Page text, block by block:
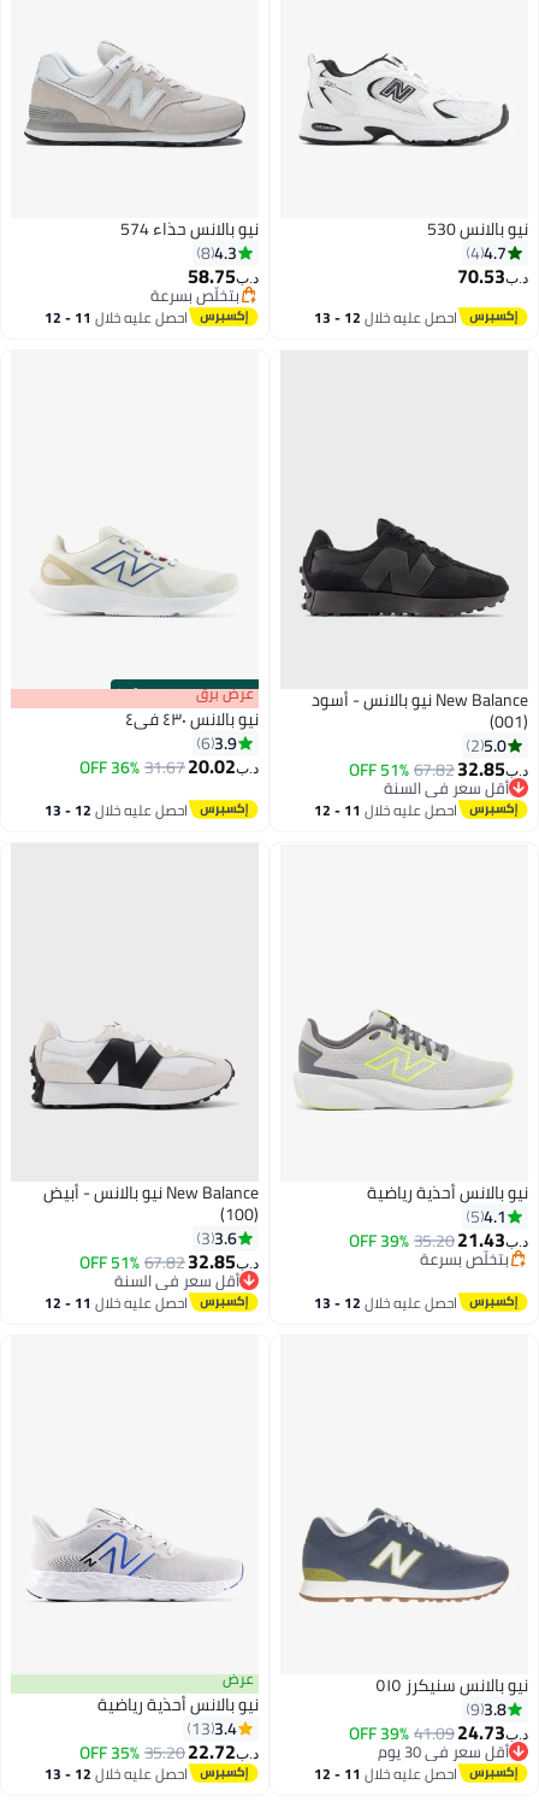
نيو بالانس 530
4.7
4
د.ب‏70.53
احصل عليه خلال 12 - 13
نيو بالانس حذاء 574
4.3
8
د.ب‏58.75
بتخلّص بسرعة
بتخلّص بسرعةاحصل عليه خلال 11 - 12
New Balance نيو بالانس - أسود
(001)
5.0
2
د.ب‏32.85
67.82
51% OFF
أقل سعر في السنة
أقل سعر في السنة
احصل عليه خلال 11 - 12
00m:00s
·
100% Left عرض برق
نيو بالانس ٤٣٠ في٤
3.9
6
د.ب‏20.02
31.67
36% OFF
احصل عليه خلال 12 - 13
نيو بالانس أحذية رياضية
4.1
5
د.ب‏21.43
35.20
39% OFF
بتخلّص بسرعة
بتخلّص بسرعة
احصل عليه خلال 12 - 13
New Balance نيو بالانس - أبيض
(100)
3.6
3
د.ب‏32.85
67.82
51% OFF
أقل سعر في السنة
بتخلّص بسرعة
أقل سعر في السنة
احصل عليه خلال 11 - 12
نيو بالانس سنيكرز ٥١٥
3.8
9
د.ب‏24.73
41.09
39% OFF
أقل سعر في 30 يوم
أقل سعر في 30 يوماحصل عليه خلال 11 - 12
عرض
نيو بالانس أحذية رياضية
3.4
13
د.ب‏22.72
35.20
35% OFF
احصل عليه خلال 12 - 13